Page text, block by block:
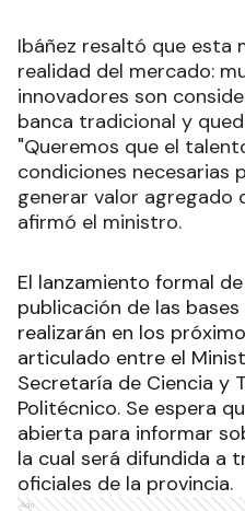
Ibáñez resaltó que esta
realidad del mercado:
innovadores son
banca tradicional y
"Queremos que el
condiciones necesarias
generar valor agregado
afirmó el ministro.
El lanzamiento formal
publicación de las
realizarán en los
articulado entre el
Secretaría de Ciencia y
Politécnico. Se espera
abierta para informar
la cual será difundida a
oficiales de la provincia.
Ads